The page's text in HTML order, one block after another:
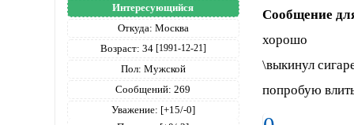
Интересующийся
Откуда: Москва
Возраст: 34 [1991-12-21]
Пол: Мужской
Сообщений: 269
Уважение: [+15/-0]
Сообщение
хорошо
\выкинул
попробую